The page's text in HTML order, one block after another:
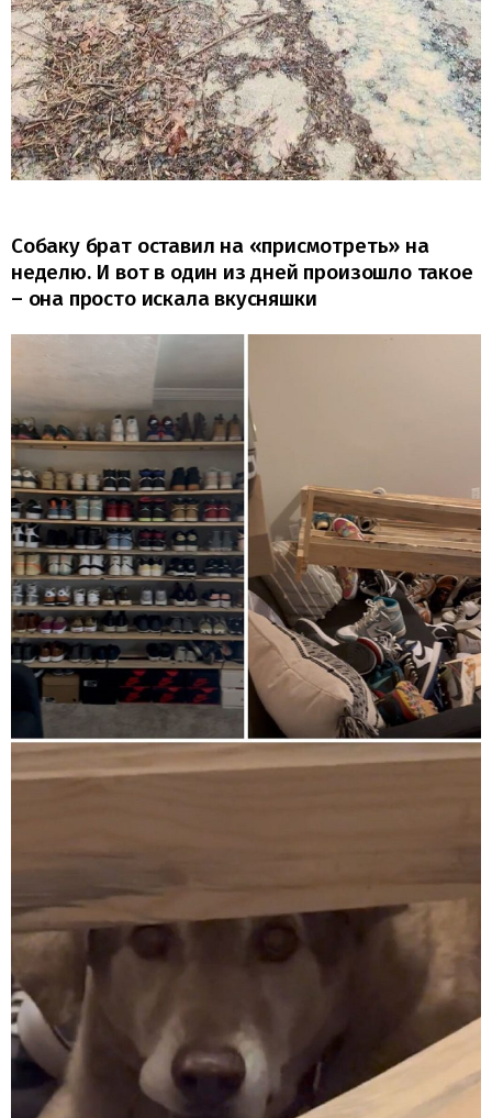
Собаку брат оставил на «присмотреть» на
неделю. И вот в один из дней произошло такое
– она просто искала вкусняшки